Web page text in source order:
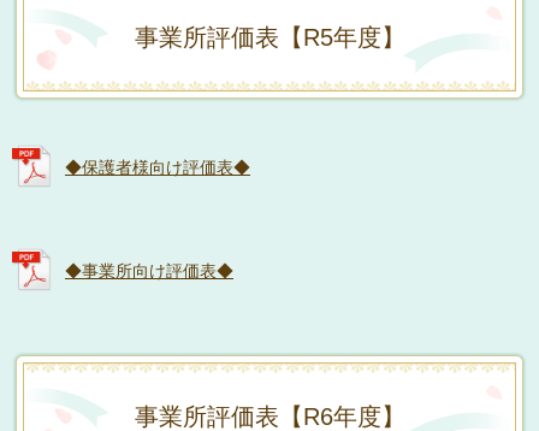
事業所評価表【R5年度】
◆保護者様向け評価表◆
◆事業所向け評価表◆
事業所評価表【R6年度】